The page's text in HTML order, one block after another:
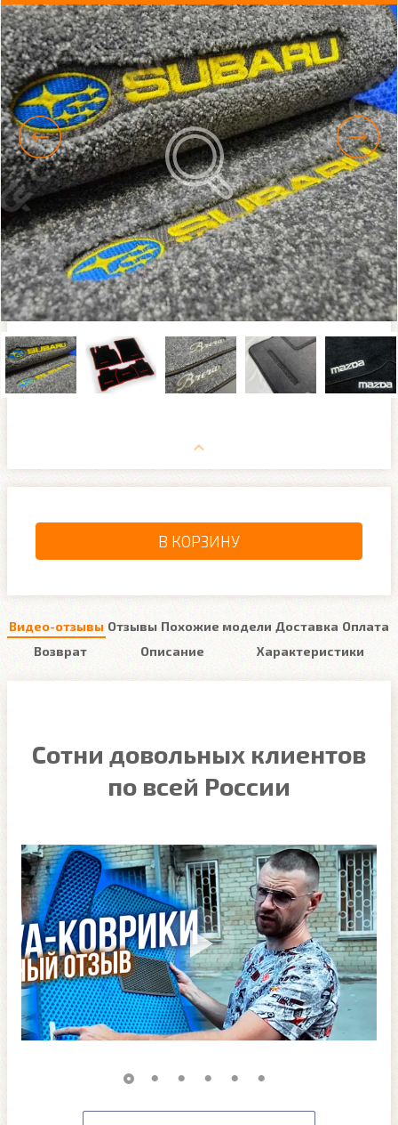
В КОРЗИНУ
Видео-отзывы Отзывы Похожие модели Доставка Оплата
Возврат
Описание Характеристики
Сотни довольных клиентов
по всей России